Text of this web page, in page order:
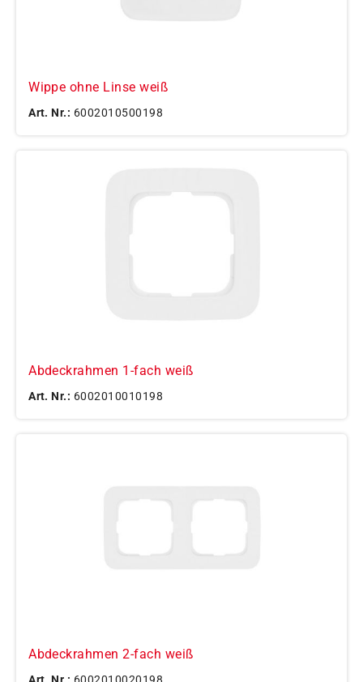
Wippe ohne Linse weiß
Art. Nr.: 6002010500198
Abdeckrahmen 1-fach weiß
Art. Nr.: 6002010010198
Abdeckrahmen 2-fach weiß
Art. Nr.: 6002010020198